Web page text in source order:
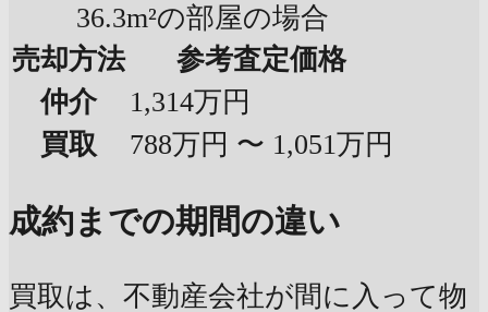
36.3m²の部屋の場合
売却方法
参考査定価格
仲介
1,314万円
買取
788万円 〜 1,051万円
成約までの期間の違い
買取は、不動産会社が間に入って物